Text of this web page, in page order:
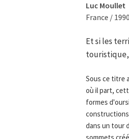
Luc Moullet
France /
Et si les
touristique,
Sous ce titre
où il part,
formes
constructions
dans un tour